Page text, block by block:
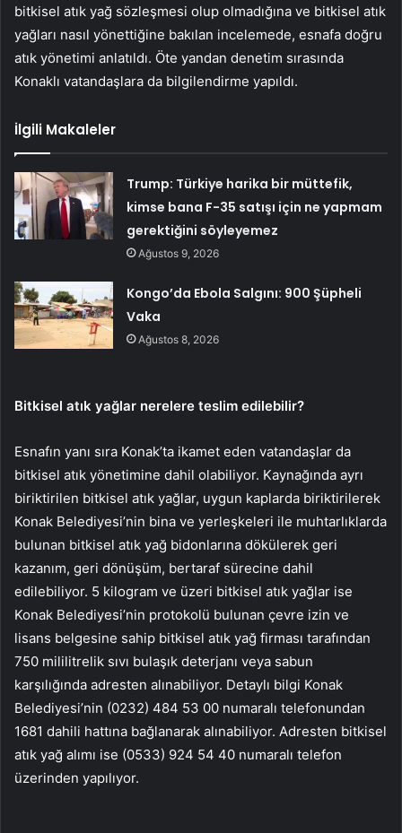
bitkisel atık yağ sözleşmesi olup olmadığına ve bitkisel atık
yağları nasıl yönettiğine bakılan incelemede, esnafa doğru
atık yönetimi anlatıldı. Öte yandan denetim sırasında
Konaklı vatandaşlara da bilgilendirme yapıldı.
İlgili Makaleler
Trump: Türkiye harika bir müttefik,
kimse bana F-35 satışı için ne yapmam
gerektiğini söyleyemez
Ağustos 9, 2026
Kongo’da Ebola Salgını: 900 Şüpheli
Vaka
Ağustos 8, 2026
Bitkisel atık yağlar nerelere teslim edilebilir?
Esnafın yanı sıra Konak’ta ikamet eden vatandaşlar da
bitkisel atık yönetimine dahil olabiliyor. Kaynağında ayrı
biriktirilen bitkisel atık yağlar, uygun kaplarda biriktirilerek
Konak Belediyesi’nin bina ve yerleşkeleri ile muhtarlıklarda
bulunan bitkisel atık yağ bidonlarına dökülerek geri
kazanım, geri dönüşüm, bertaraf sürecine dahil
edilebiliyor. 5 kilogram ve üzeri bitkisel atık yağlar ise
Konak Belediyesi’nin protokolü bulunan çevre izin ve
lisans belgesine sahip bitkisel atık yağ firması tarafından
750 mililitrelik sıvı bulaşık deterjanı veya sabun
karşılığında adresten alınabiliyor. Detaylı bilgi Konak
Belediyesi’nin (0232) 484 53 00 numaralı telefonundan
1681 dahili hattına bağlanarak alınabiliyor. Adresten bitkisel
atık yağ alımı ise (0533) 924 54 40 numaralı telefon
üzerinden yapılıyor.